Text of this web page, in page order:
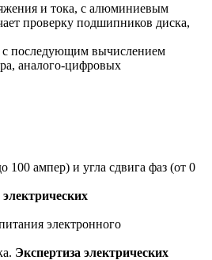
и тока, с алюминиевым
проверку подшипников диска,
с последующим вычислением
аналого-цифровых
100 ампер) и угла сдвига фаз (от 0
электронного
Экспертиза электрических